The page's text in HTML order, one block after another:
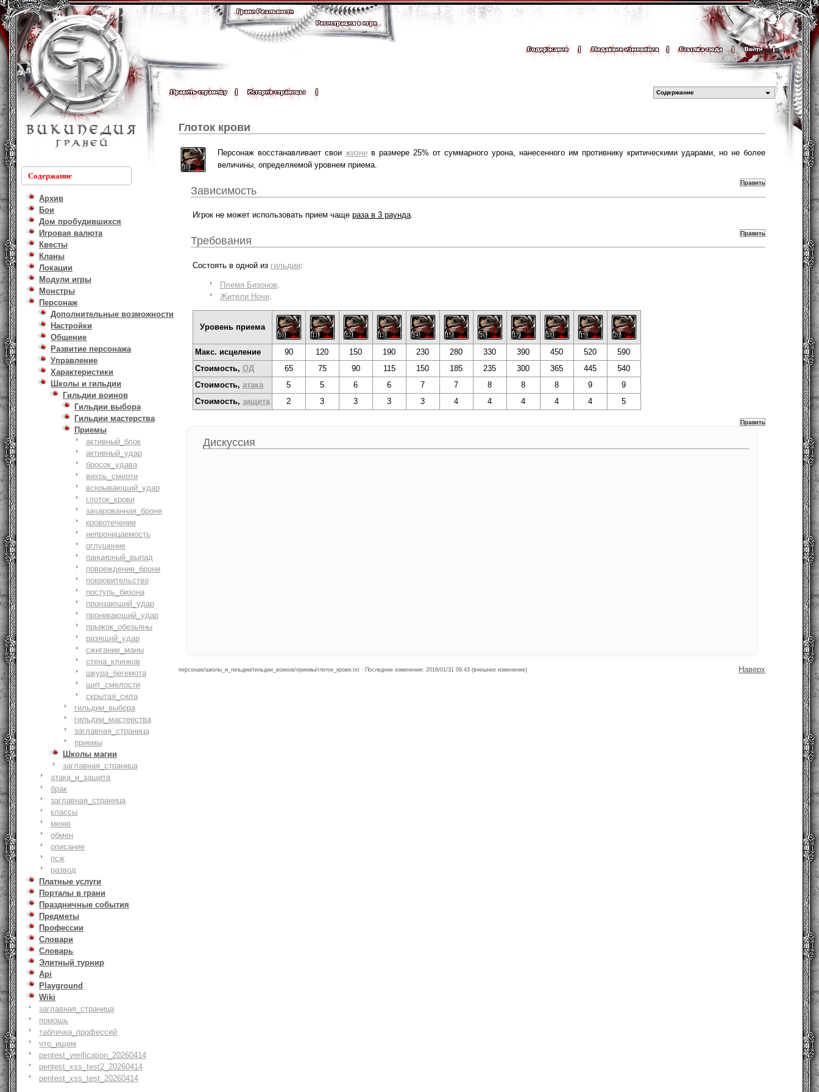
Содержание
Архив
Бои
Дом пробудившихся
Игровая валюта
Квесты
Кланы
Локации
Модули игры
Монстры
Персонаж
Дополнительные возможности
Настройки
Общение
Развитие персонажа
Управление
Характеристики
Школы и гильдии
Гильдии воинов
Гильдии выбора
Гильдии мастерства
Приемы
активный_блок
активный_удар
бросок_удава
вихрь_смерти
вскрывающий_удар
глоток_крови
зачарованная_броня
кровотечение
непроницаемость
оглушение
панцирный_выпад
повреждение_брони
покровительство
поступь_бизона
пронзающий_удар
проникающий_удар
прыжок_обезьяны
разящий_удар
сжигание_маны
стена_клинков
шкура_бегемота
щит_смелости
cкрытая_сила
гильдии_выбора
гильдии_мастерства
заглавная_страница
приемы
Школы магии
заглавная_страница
атака_и_защита
брак
заглавная_страница
классы
меню
обмен
описание
псж
развод
Платные услуги
Порталы в грани
Праздничные события
Предметы
Профессии
Словари
Словарь
Элитный турнир
Api
Playground
Wiki
заглавная_страница
помощь
табличка_профессий
что_ищем
pentest_verification_20260414
pentest_xss_test2_20260414
pentest_xss_test_20260414
Содержание
Глоток крови
Персонаж восстанавливает своижизни в размере 25% от суммарного урона, нанесенного им противнику критическими ударами, но не более
величины, определяемой уровнем приема.
Зависимость
Игрок не может использовать прием чаще раза в 3 раунда.
Требования
Состоять в одной из гильдии:
Племя Бизонов.
Жители Ночи.
Уровень приема
Макс. исцеление 90 120 150 190 230 280 330 390 450 520
590
Стоимость, ОД 65 75 90 115 150 185 235 300 365 445
540
Стоимость, атака 5 5 6 6 7 7 8 8 8 9
9
Стоимость, защита 2 3 3 3 3 4 4 4 4 4 5
Дискуссия
персонаж/школы_и_гильдии/гильдии_воинов/приемы/глоток_крови.txt · Последние изменения: 2016/01/31 09:43 (внешнее изменение) Наверх